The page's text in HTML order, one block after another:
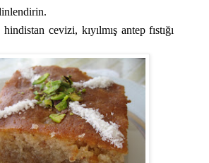
cevizi, kıyılmış antep fıstığı